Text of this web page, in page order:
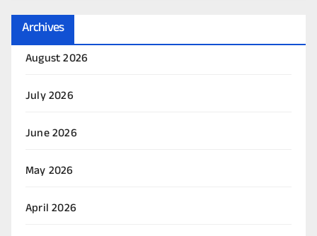
Archives
August 2026
July 2026
June 2026
May 2026
April 2026